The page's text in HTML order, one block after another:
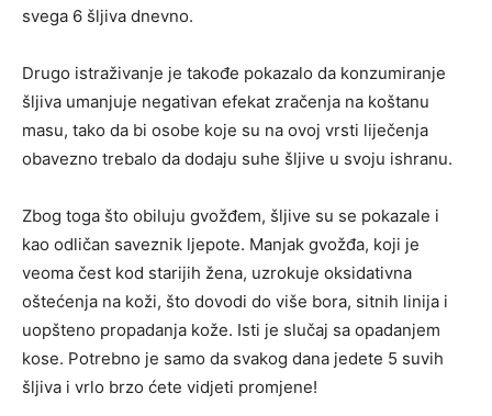
svega 6 šljiva dnevno.
Drugo istraživanje je takođe pokazalo da konzumiranje
šljiva umanjuje negativan efekat zračenja na koštanu
masu, tako da bi osobe koje su na ovoj vrsti liječenja
obavezno trebalo da dodaju suhe šljive u svoju ishranu.
Zbog toga što obiluju gvožđem, šljive su se pokazale i
kao odličan saveznik ljepote. Manjak gvožđa, koji je
veoma čest kod starijih žena, uzrokuje oksidativna
oštećenja na koži, što dovodi do više bora, sitnih linija i
uopšteno propadanja kože. Isti je slučaj sa opadanjem
kose. Potrebno je samo da svakog dana jedete 5 suvih
šljiva i vrlo brzo ćete vidjeti promjene!